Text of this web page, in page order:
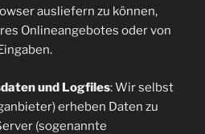
ausliefern zu können,
Onlineangebotes oder von
und Logfiles: Wir selbst
erheben Daten zu
(sogenannte